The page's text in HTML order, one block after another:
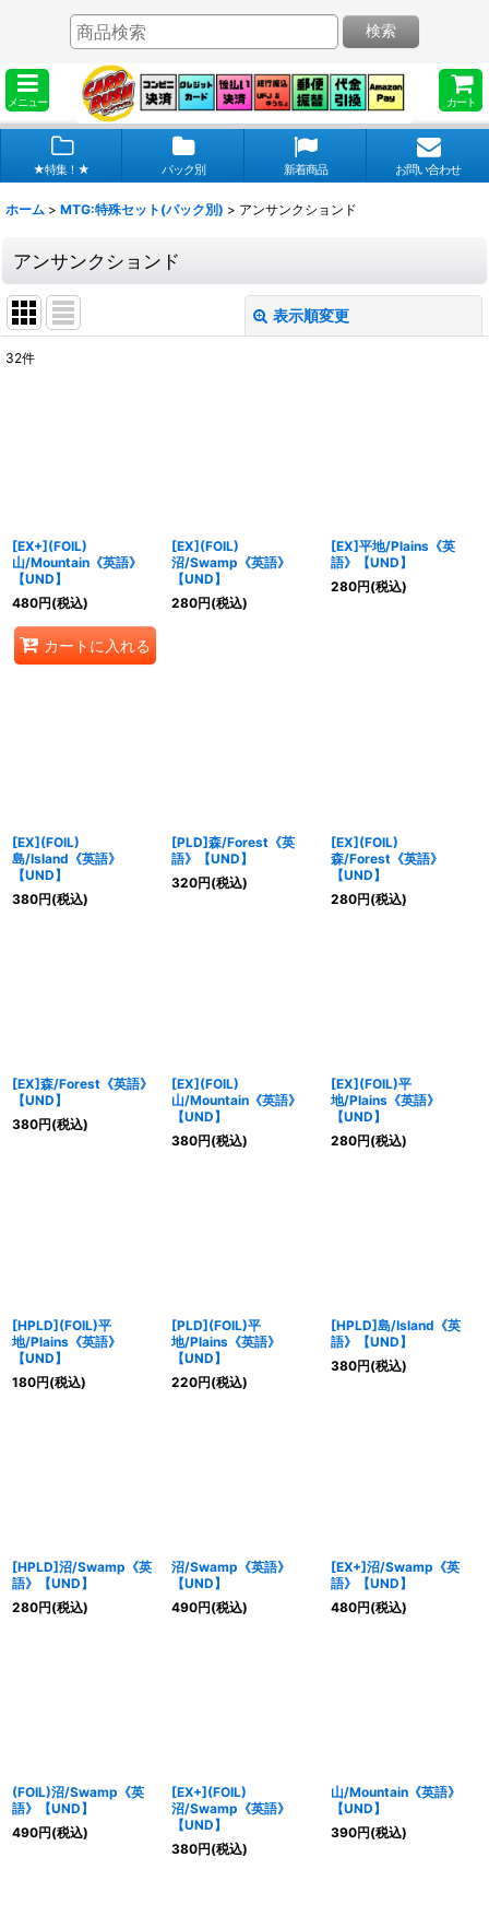
メニュー カート
検索
★特集！★ パック別 新着商品 お問い合わせ
ホーム > MTG:特殊セット(パック別) > アンサンクションド
アンサンクションド
表示順変更
絞り込む
32件
[EX+](FOIL)
山/Mountain《英語》
【UND】
480円(税込)
カートに入れる
[EX](FOIL)
沼/Swamp《英語》
【UND】
280円(税込)
[EX]平地/Plains《英
語》【UND】
280円(税込)
[EX](FOIL)
島/Island《英語》
【UND】
380円(税込)
[PLD]森/Forest《英
語》【UND】
320円(税込)
[EX](FOIL)
森/Forest《英語》
【UND】
280円(税込)
[EX]森/Forest《英語》
【UND】
380円(税込)
[EX](FOIL)
山/Mountain《英語》
【UND】
380円(税込)
[EX](FOIL)平
地/Plains《英語》
【UND】
280円(税込)
[HPLD](FOIL)平
地/Plains《英語》
【UND】
180円(税込)
[PLD](FOIL)平
地/Plains《英語》
【UND】
220円(税込)
[HPLD]島/Island《英
語》【UND】
380円(税込)
[HPLD]沼/Swamp《英
語》【UND】
280円(税込)
沼/Swamp《英語》
【UND】
490円(税込)
[EX+]沼/Swamp《英
語》【UND】
480円(税込)
(FOIL)沼/Swamp《英
語》【UND】
490円(税込)
[EX+](FOIL)
沼/Swamp《英語》
【UND】
380円(税込)
山/Mountain《英語》
【UND】
390円(税込)